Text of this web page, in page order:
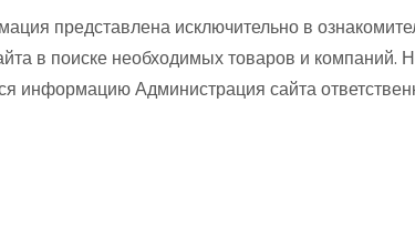
представлена исключительно в
в поиске необходимых товаров и
информацию Администрация сайта